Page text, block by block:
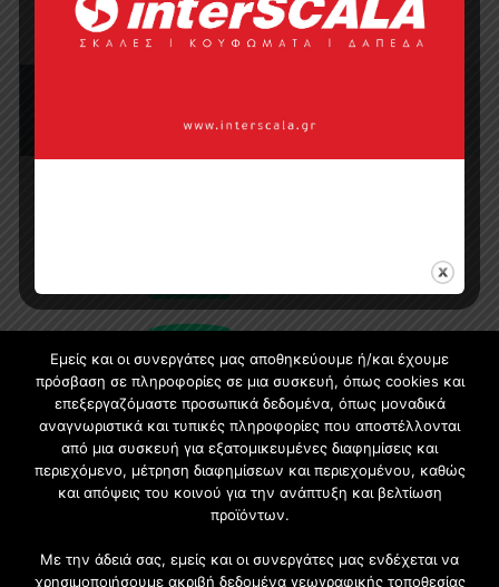
Εγγραφή στο Newsletter
Γίνετε μέλος της μεγαλύτερης διαδικτυακής κοινότητας, ειδικά
για αρχιτέκτονες, σχεδιαστές και λάτρεις της κατασκευής και
Εμείς και οι συνεργάτες μας αποθηκεύουμε ή/και έχουμε
πρόσβαση σε πληροφορίες σε μια συσκευή, όπως cookies και
επεξεργαζόμαστε προσωπικά δεδομένα, όπως μοναδικά
αναγνωριστικά και τυπικές πληροφορίες που αποστέλλονται
από μια συσκευή για εξατομικευμένες διαφημίσεις και
περιεχόμενο, μέτρηση διαφημίσεων και περιεχομένου, καθώς
και απόψεις του κοινού για την ανάπτυξη και βελτίωση
προϊόντων.
Με την άδειά σας, εμείς και οι συνεργάτες μας ενδέχεται να
χρησιμοποιήσουμε ακριβή δεδομένα γεωγραφικής τοποθεσίας